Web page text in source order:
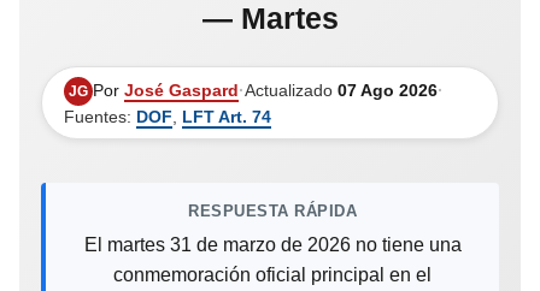
— Martes
JG Por José Gaspard·Actualizado 07 Ago 2026·
Fuentes: DOF LFT Art. 74
RESPUESTA RÁPIDA
El martes 31 de marzo de 2026 no tiene una
conmemoración oficial principal en el